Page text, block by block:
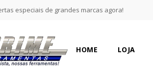
especiais de grandes marcas agora!
HOME LOJA